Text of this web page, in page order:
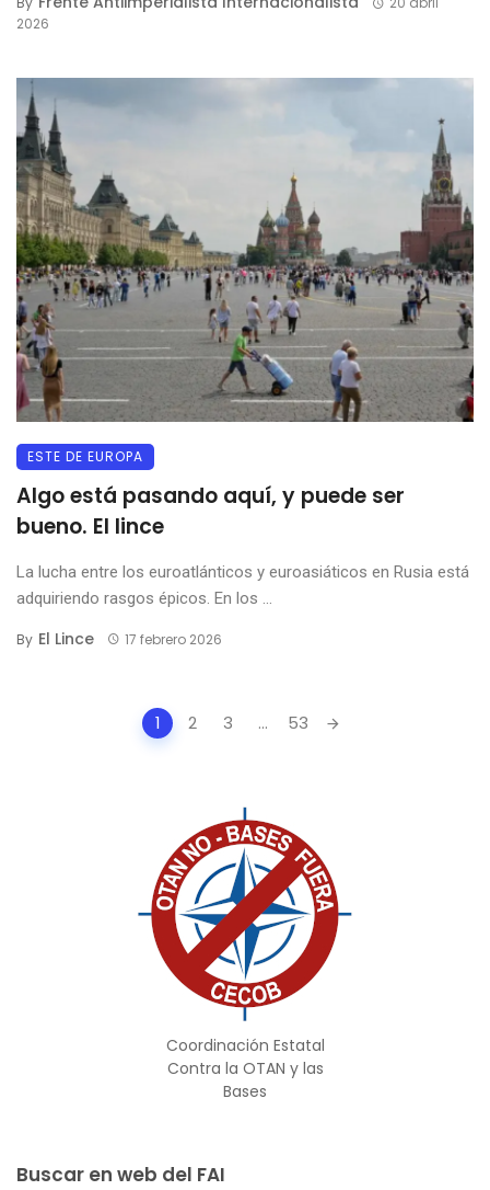
2026
ESTE DE EUROPA
Algo está pasando aquí, y puede ser
bueno. El lince
La lucha entre los euroatlánticos y euroasiáticos en Rusia está
adquiriendo rasgos épicos. En los ...
By El Lince 17 febrero 2026
1 2 3 ... 53
Coordinación Estatal
Contra la OTAN y las
Bases
Buscar en web del FAI